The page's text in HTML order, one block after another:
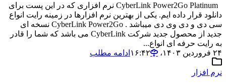
CyberLink Power2Go Platinum نرم افزاری که در این پست برای
دانلود قرار داده ایم. یکی از بهترین نرم افزارها در زمینه رایت انواع
سی دی و دی وی دی میباشد . CyberLink Power2Go نسخه ای
جدید از محصول جدید شرکت CyberLink می باشد که شما را قادر
به رایت حرفه ای انواع...
۲۴ فروردین ۱۴۰۳،‏ ۱۶:۴۲
ادامه مطلب
نرم افزار